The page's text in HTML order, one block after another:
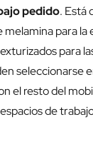
pedido. Está
para la
para
seleccionarse
el resto del
de